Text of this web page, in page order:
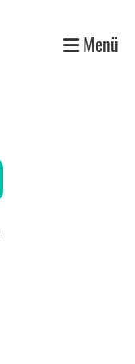
Menü